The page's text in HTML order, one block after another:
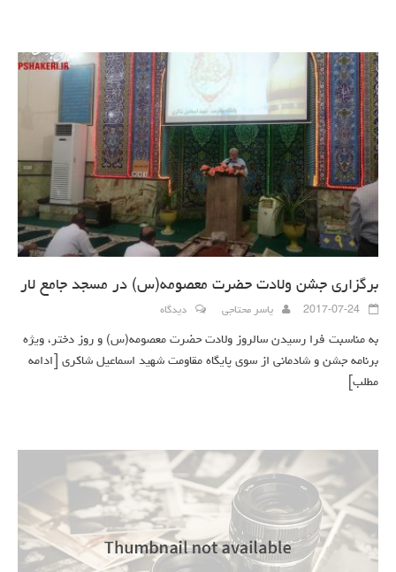
برگزاری جشن ولادت حضرت معصومه(س) در مسجد جامع لار
2017-07-24 یاسر محتاجی دیدگاه
به مناسبت فرا رسیدن سالروز ولادت حضرت معصومه(س) و روز دختر، ویژه
برنامه جشن و شادمانی از سوی پایگاه مقاومت شهید اسماعیل شاکری
[ادامه
مطلب]